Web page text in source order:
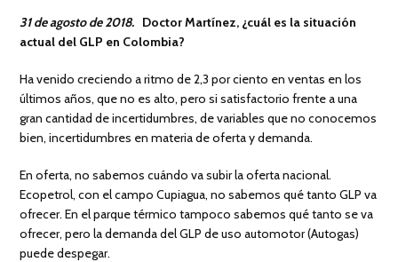
31 de agosto de 2018. Doctor Martínez, ¿cuál es la situación
actual del GLP en Colombia?
Ha venido creciendo a ritmo de 2,3 por ciento en ventas en los
últimos años, que no es alto, pero si satisfactorio frente a una
gran cantidad de incertidumbres, de variables que no conocemos
bien, incertidumbres en materia de oferta y demanda.
En oferta, no sabemos cuándo va subir la oferta nacional.
Ecopetrol, con el campo Cupiagua, no sabemos qué tanto GLP va
ofrecer. En el parque térmico tampoco sabemos qué tanto se va
ofrecer, pero la demanda del GLP de uso automotor (Autogas)
puede despegar.